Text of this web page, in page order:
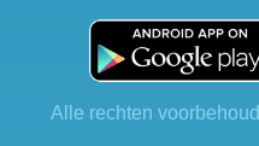
Contact
Blog
Alle rechten